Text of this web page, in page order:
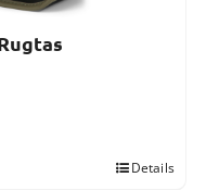
Details